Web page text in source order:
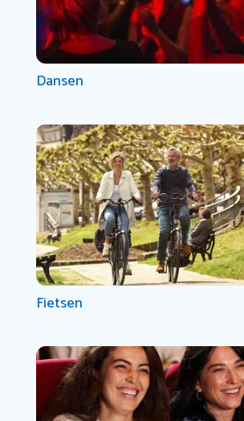
Dansen
Fietsen